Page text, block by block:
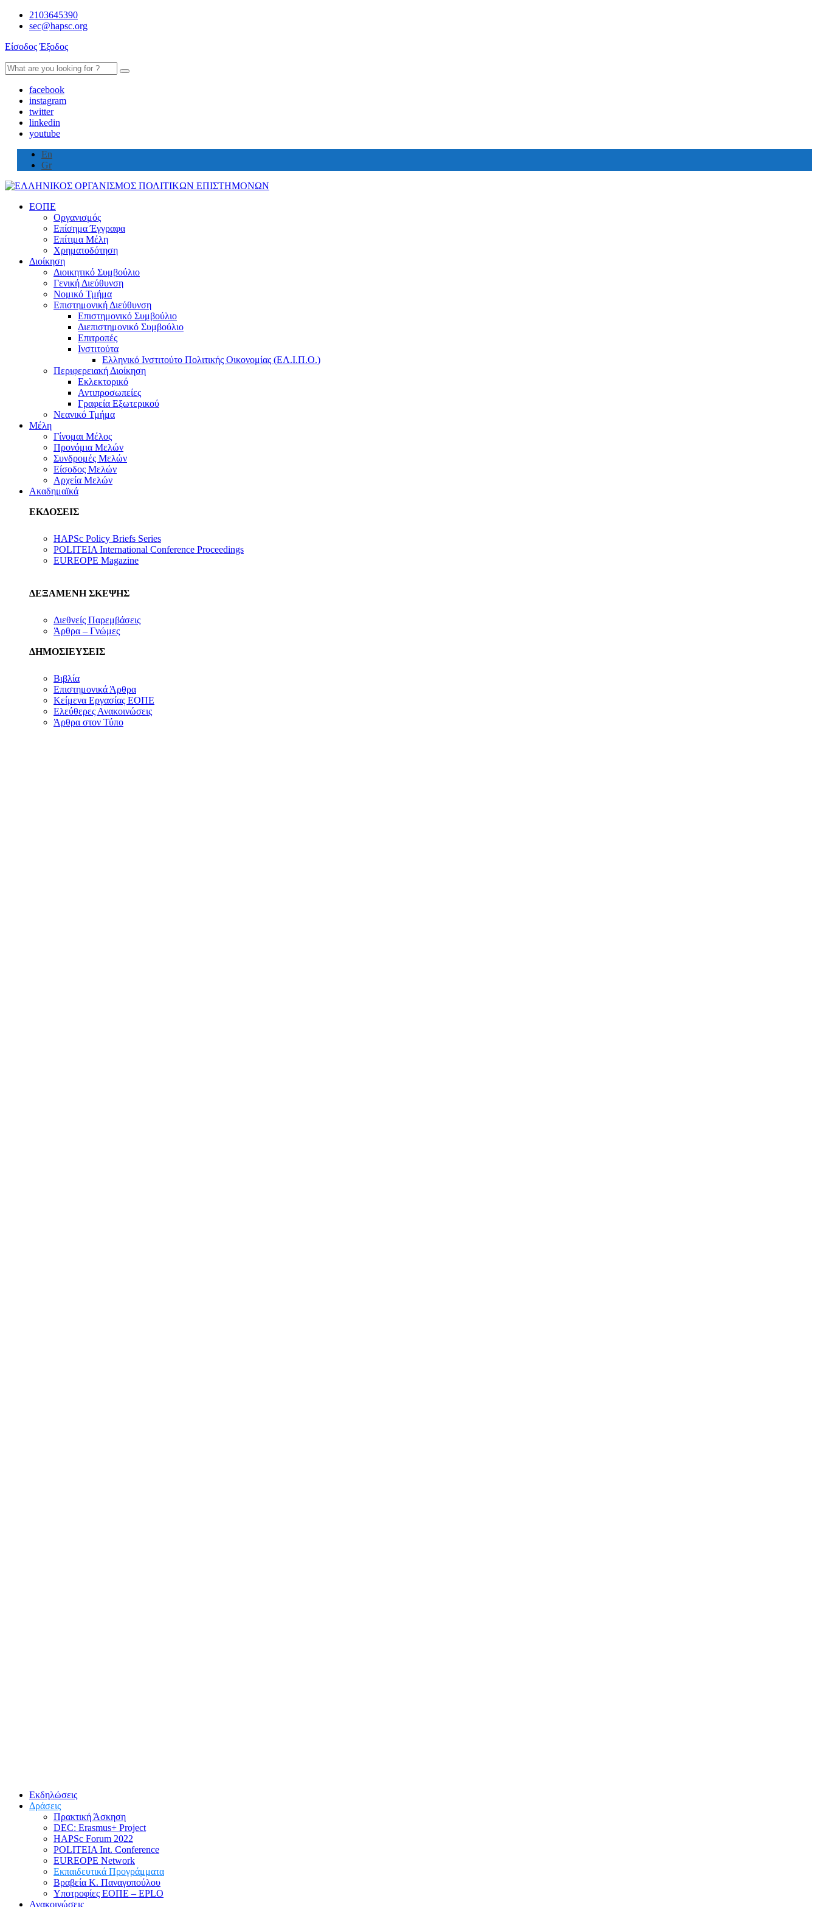
2103645390
sec@hapsc.org
Είσοδος Έξοδος
Search
for:
facebook
instagram
twitter
linkedin
youtube
En
Gr
ΕΟΠΕ
Οργανισμός
Επίσημα Έγγραφα
Επίτιμα Μέλη
Χρηματοδότηση
Διοίκηση
Διοικητικό Συμβούλιο
Γενική Διεύθυνση
Νομικό Τμήμα
Επιστημονική Διεύθυνση
Επιστημονικό Συμβούλιο
Διεπιστημονικό Συμβούλιο
Επιτροπές
Ινστιτούτα
Ελληνικό Ινστιτούτο Πολιτικής Οικονομίας (ΕΛ.Ι.Π.Ο.)
Περιφερειακή Διοίκηση
Εκλεκτορικό
Αντιπροσωπείες
Γραφεία Εξωτερικού
Νεανικό Τμήμα
Μέλη
Γίνομαι Μέλος
Προνόμια Μελών
Συνδρομές Μελών
Είσοδος Μελών
Αρχεία Μελών
Ακαδημαϊκά
ΕΚΔΟΣΕΙΣ
HAPSc Policy Briefs Series
POLITEIA International Conference Proceedings
EUREOPE Magazine
ΔΕΞΑΜΕΝΗ ΣΚΕΨΗΣ
Διεθνείς Παρεμβάσεις
Άρθρα – Γνώμες
ΔΗΜΟΣΙΕΥΣΕΙΣ
Βιβλία
Επιστημονικά Άρθρα
Κείμενα Εργασίας ΕΟΠΕ
Ελεύθερες Ανακοινώσεις
Άρθρα στον Τύπο
Εκδηλώσεις
Δράσεις
Πρακτική Άσκηση
DEC: Erasmus+ Project
HAPSc Forum 2022
POLITEIA Int. Conference
EUREOPE Network
Εκπαιδευτικά Προγράμματα
Βραβεία Κ. Παναγοπούλου
Υποτροφίες ΕΟΠΕ – EPLO
Ανακοινώσεις